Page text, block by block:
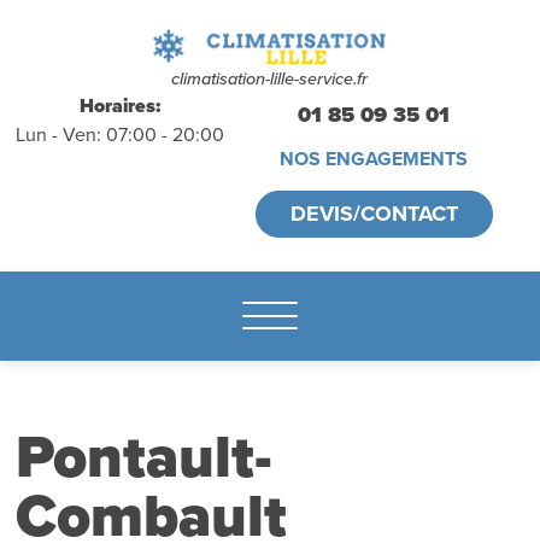
climatisation-lille-service.fr
Horaires:
Lun - Ven: 07:00 - 20:00
01 85 09 35 01
NOS ENGAGEMENTS
DEVIS/CONTACT
déplacements
gratuitssans
engagement
appelez-nous :
01.85.09.35.01
Pontault-
Combault